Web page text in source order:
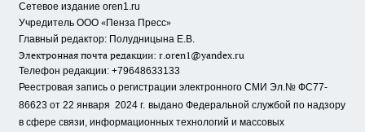
Сетевое издание oren1.ru
Учредитель ООО «Пенза Пресс»
Главный редактор: Полудницына Е.В.
Электронная почта редакции: r.oren1@yandex.ru
Телефон редакции: +79648633133
Реестровая запись о регистрации электронного СМИ Эл.№ ФС77-
86623 от 22 января 2024 г. выдано Федеральной службой по надзору
в сфере связи, информационных технологий и массовых